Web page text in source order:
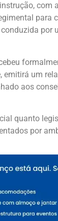
com
para
emitirá um
aos
quanto
por